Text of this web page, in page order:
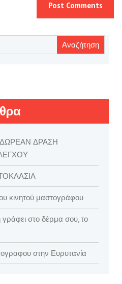
ΔΡΑΣΗ
κινητού μαστογράφου
στο δέρμα σου, το
στην Ευρυτανία